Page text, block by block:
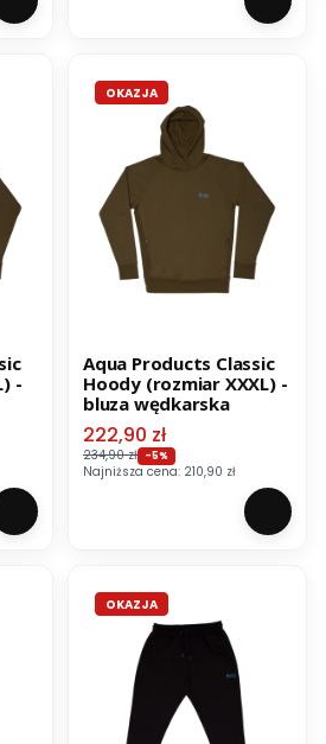
-
OKAZJA
Aqua Products Classic
Hoody (rozmiar XXXL) -
bluza wędkarska
Cena promocyjna
222,90 zł
234,90 zł -5%
Najniższa cena: 210,90 zł
OKAZJA